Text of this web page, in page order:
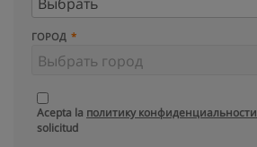
ГОРОД
Acepta la политику конфиденциальности
solicitud